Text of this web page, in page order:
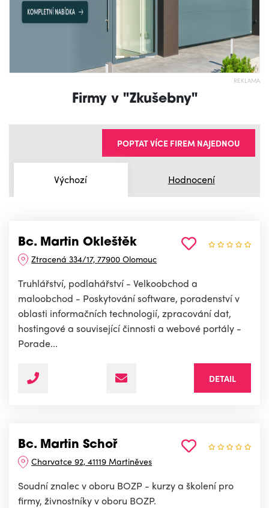
REKLAMA
Firmy v "Zkušebny"
Výchozí Hodnocení
POPTAT VÍCE FIREM NAJEDNOU
Bc. Martin Okleštěk
Ztracená 334/17, 77900 Olomouc
Truhlářství, podlahářství - Velkoobchod a
maloobchod - Poskytování software, poradenství v
oblasti informačních technologií, zpracování dat,
hostingové a související činnosti a webové portály -
Porade...
DETAIL
Bc. Martin Schoř
Charvatce 92, 41119 Martiněves
Soudní znalec v oboru BOZP - kurzy a školení pro
firmy, živnostníky v oboru BOZP.